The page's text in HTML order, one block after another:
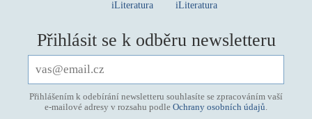
Přihlásit se k odběru newsletteru
Přihlášením k odebírání newsletteru souhlasíte se zpracováním vaší
e-mailové adresy v rozsahu podle Ochrany osobních údajů.